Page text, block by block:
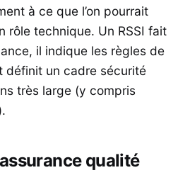
à ce que l’on pourrait
rôle technique. Un RSSI fait
il indique les règles de
définit un cadre sécurité
très large (y compris
qualité